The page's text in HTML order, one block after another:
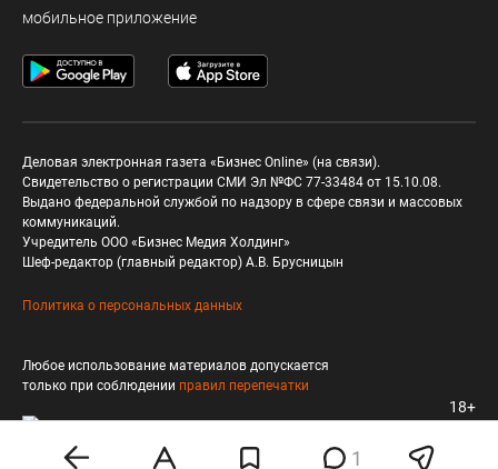
1
мобильное приложение
Деловая электронная газета «Бизнес Online» (на связи).
Свидетельство о регистрации СМИ Эл №ФС 77-33484 от 15.10.08.
Выдано федеральной службой по надзору в сфере связи и массовых
коммуникаций.
Учредитель ООО «Бизнес Медия Холдинг»
Шеф-редактор (главный редактор) А.В. Брусницын
Политика о персональных данных
Любое использование материалов допускается
только при соблюдении правил перепечатки
18+